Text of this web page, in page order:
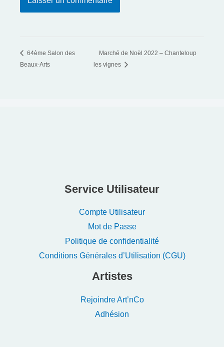
64ème Salon des
Beaux-Arts
Marché de Noël 2022 – Chanteloup
les vignes
Service Utilisateur
Compte Utilisateur
Mot de Passe
Politique de confidentialité
Conditions Générales d’Utilisation (CGU)
Artistes
Rejoindre Art’nCo
Adhésion